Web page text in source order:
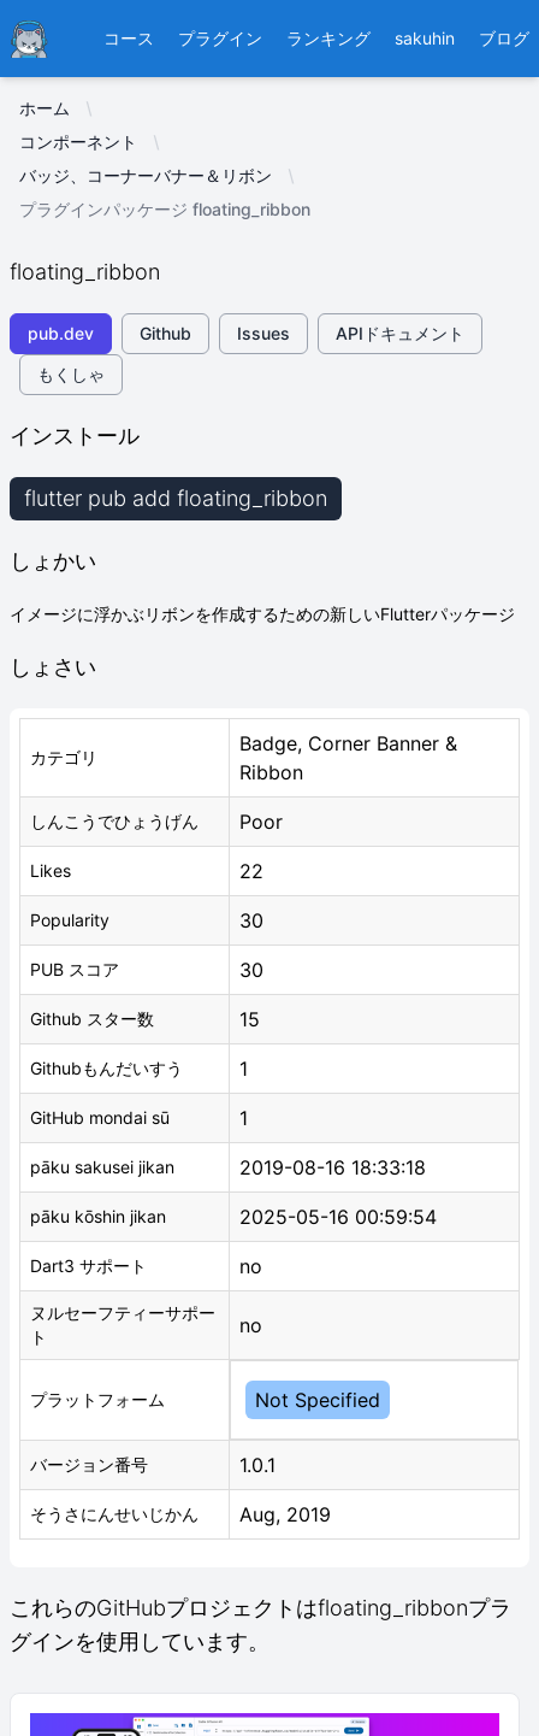
Ducafecat コース プラグイン ランキング sakuhin ブログ
ホーム
コンポーネント
バッジ、コーナーバナー＆リボン
プラグインパッケージ floating_ribbon
floating_ribbon
pub.dev Github Issues
APIドキュメント
もくしゃ
インストール
flutter pub add floating_ribbon
しょかい
イメージに浮かぶリボンを作成するための新しいFlutterパッケージ
しょさい
カテゴリ
Badge, Corner Banner &
Ribbon
しんこうでひょうげん Poor
Likes 22
Popularity 30
PUB スコア 30
Github スター数 15
Githubもんだいすう 1
GitHub mondai sū 1
pāku sakusei jikan 2019-08-16 18:33:18
pāku kōshin jikan 2025-05-16 00:59:54
Dart3 サポート no
ヌルセーフティーサポー
ト
no
プラットフォーム Not Specified
バージョン番号 1.0.1
そうさにんせいじかん Aug, 2019
これらのGitHubプロジェクトはfloating_ribbonプラ
グインを使用しています。